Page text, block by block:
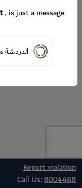
Report violation
Call Us:8004488
, is just a message
الدردشة